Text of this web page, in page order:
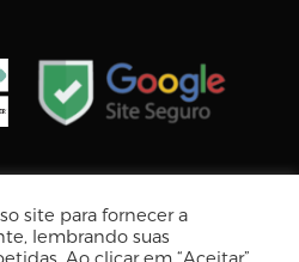
Virtuaria
site para fornecer a
lembrando suas